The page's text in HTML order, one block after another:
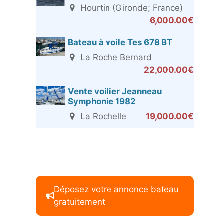
Hourtin (Gironde; France)
6,000.00€
Bateau à voile Tes 678 BT
La Roche Bernard
22,000.00€
Vente voilier Jeanneau
Symphonie 1982
La Rochelle
19,000.00€
Déposez votre annonce bateau
gratuitement